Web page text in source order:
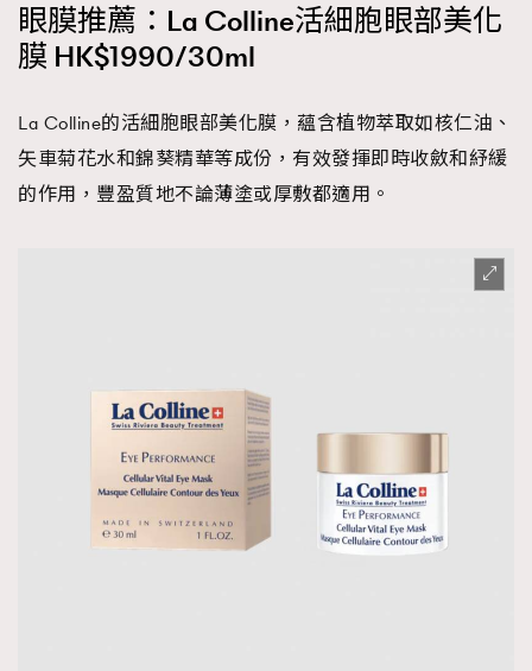
眼膜推薦：La Colline活細胞眼部美化
膜 HK$1990/30ml
La Colline的活細胞眼部美化膜，蘊含植物萃取如核仁油、
矢車菊花水和錦葵精華等成份，有效發揮即時收斂和紓緩
的作用，豐盈質地不論薄塗或厚敷都適用。